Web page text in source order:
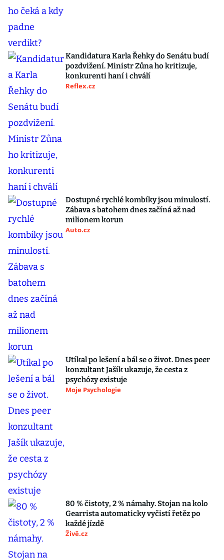
Kandidatura Karla Řehky do Senátu budí
pozdvižení. Ministr Zůna ho kritizuje,
konkurenti haní i chválí
Reflex.cz
Dostupné rychlé kombíky jsou minulostí.
Zábava s batohem dnes začíná až nad
milionem korun
Auto.cz
Utíkal po lešení a bál se o život. Dnes peer
konzultant Jašík ukazuje, že cesta z
psychózy existuje
Moje Psychologie
80 % čistoty, 2 % námahy. Stojan na kolo
Gearrista automaticky vyčistí řetěz po
každé jízdě
Živě.cz